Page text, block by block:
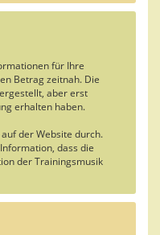
für Ihre
Betrag zeitnah. Die
aber erst
erhalten haben.
der Website durch.
dass die
der Trainingsmusik